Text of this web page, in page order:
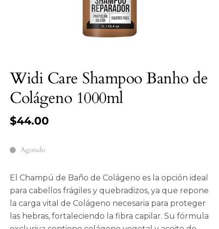
Widi Care Shampoo Banho de
Colágeno 1000ml
$44.00
Agotado
El Champú de Baño de Colágeno es la opción ideal
para cabellos frágiles y quebradizos, ya que repone
la carga vital de Colágeno necesaria para proteger
las hebras, fortaleciendo la fibra capilar. Su fórmula